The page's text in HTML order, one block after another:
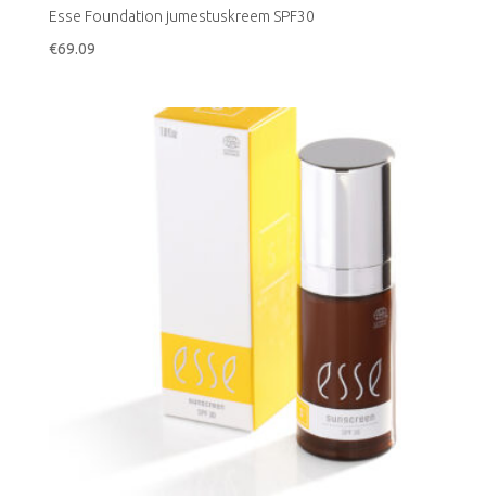
Esse Foundation jumestuskreem SPF30
€69.09